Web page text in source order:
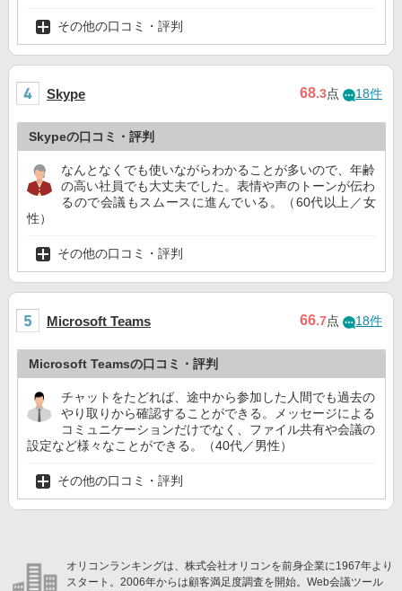
その他の口コミ・評判
Skype 68.3点 18件
Skypeの口コミ・評判
なんとなくでも使いながらわかることが多いので、年齢
の高い社員でも大丈夫でした。表情や声のトーンが伝わ
るので会議もスムースに進んでいる。（60代以上／女
性）
その他の口コミ・評判
Microsoft Teams 66.7点 18件
Microsoft Teamsの口コミ・評判
チャットをたどれば、途中から参加した人間でも過去の
やり取りから確認することができる。メッセージによる
コミュニケーションだけでなく、ファイル共有や会議の
設定など様々なことができる。（40代／男性）
その他の口コミ・評判
オリコンランキングは、株式会社オリコンを前身企業に1967年より
スタート。2006年からは顧客満足度調査を開始。Web会議ツール